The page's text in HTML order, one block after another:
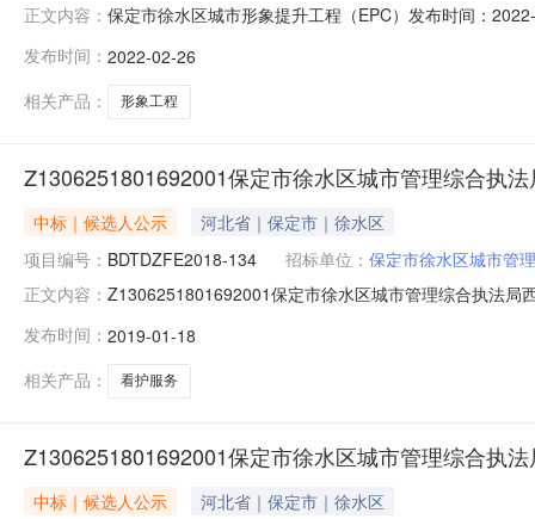
正文内容： 保定市徐水区城市形象提升工程（EPC）发布时间：
执法局招标代理机构：大华建设项目管理有限公司地址
发布时间： 2022-02-26
相关产品：
形象工程
Z1306251801692001保定市徐水区城市管理综合执
中标｜候选人公示
河北省｜保定市｜徐水区
项目编号： BDTDZFE2018-134 招标单位： 保定市徐水区城市管
正文内容： Z1306251801692001保定市徐水区城市管理综合执法局
城市管理综合执法局采购人联系方式：0312-8686313采
发布时间： 2019-01-18
相关产品：
看护服务
Z1306251801692001保定市徐水区城市管理综合执
中标｜候选人公示
河北省｜保定市｜徐水区